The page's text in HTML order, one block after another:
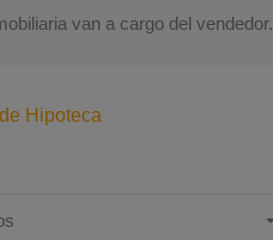
van a cargo del vendedor.
Hipoteca